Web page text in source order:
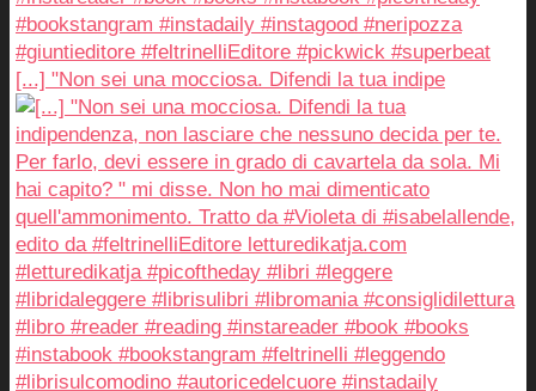
[...] "Non sei una mocciosa. Difendi la tua indipe